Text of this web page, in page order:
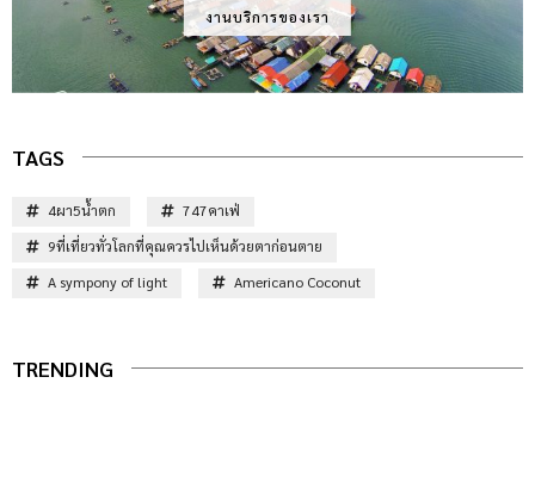
งานบริการของเรา
TAGS
4ผา5น้ำตก
747คาเฟ่
9ที่เที่ยวทั่วโลกที่คุณควรไปเห็นด้วยตาก่อนตาย
A sympony of light
Americano Coconut
TRENDING